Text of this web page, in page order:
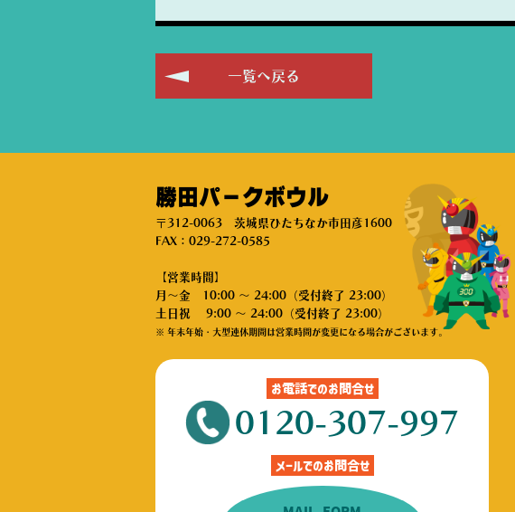
一覧へ戻る
勝田パークボウル
〒312-0063 茨城県ひたちなか市田彦1600
FAX：029-272-0585
【営業時間】
月～金 10:00 ～ 24:00（受付終了 23:00）
土日祝 9:00 ～ 24:00（受付終了 23:00）
※ 年末年始・大型連休期間は営業時間が変更になる場合がございます。
お電話でのお問合せ
0120-307-997
メールでのお問合せ